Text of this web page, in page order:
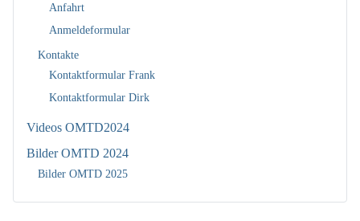
Anfahrt
Anmeldeformular
Kontakte
Kontaktformular Frank
Kontaktformular Dirk
Videos OMTD2024
Bilder OMTD 2024
Bilder OMTD 2025